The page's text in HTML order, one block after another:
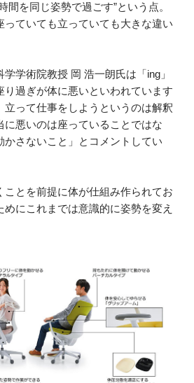
間を同じ姿勢で過ごす”という点。
っていても立っていても大きな違い
学術院教授 岡 浩一朗氏は「ing」
り過ぎが体に悪いといわれています
立って仕事をしようというのは解釈
に悪いのは座っていることではな
かさないこと」とコメントしてい
ことを前提に体が仕組み作られてお
めにこれまでは意識的に姿勢を変え